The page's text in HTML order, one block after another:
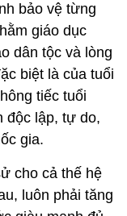
bảo vệ từng
giáo dục
dân tộc và lòng
biệt là của tuổi
tiếc tuổi
độc lập, tự do,
gia.
cho cả thế hệ
luôn phải tăng